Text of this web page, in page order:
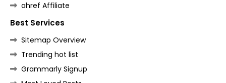
ahref Affiliate
Best Services
Sitemap Overview
Trending hot list
Grammarly Signup